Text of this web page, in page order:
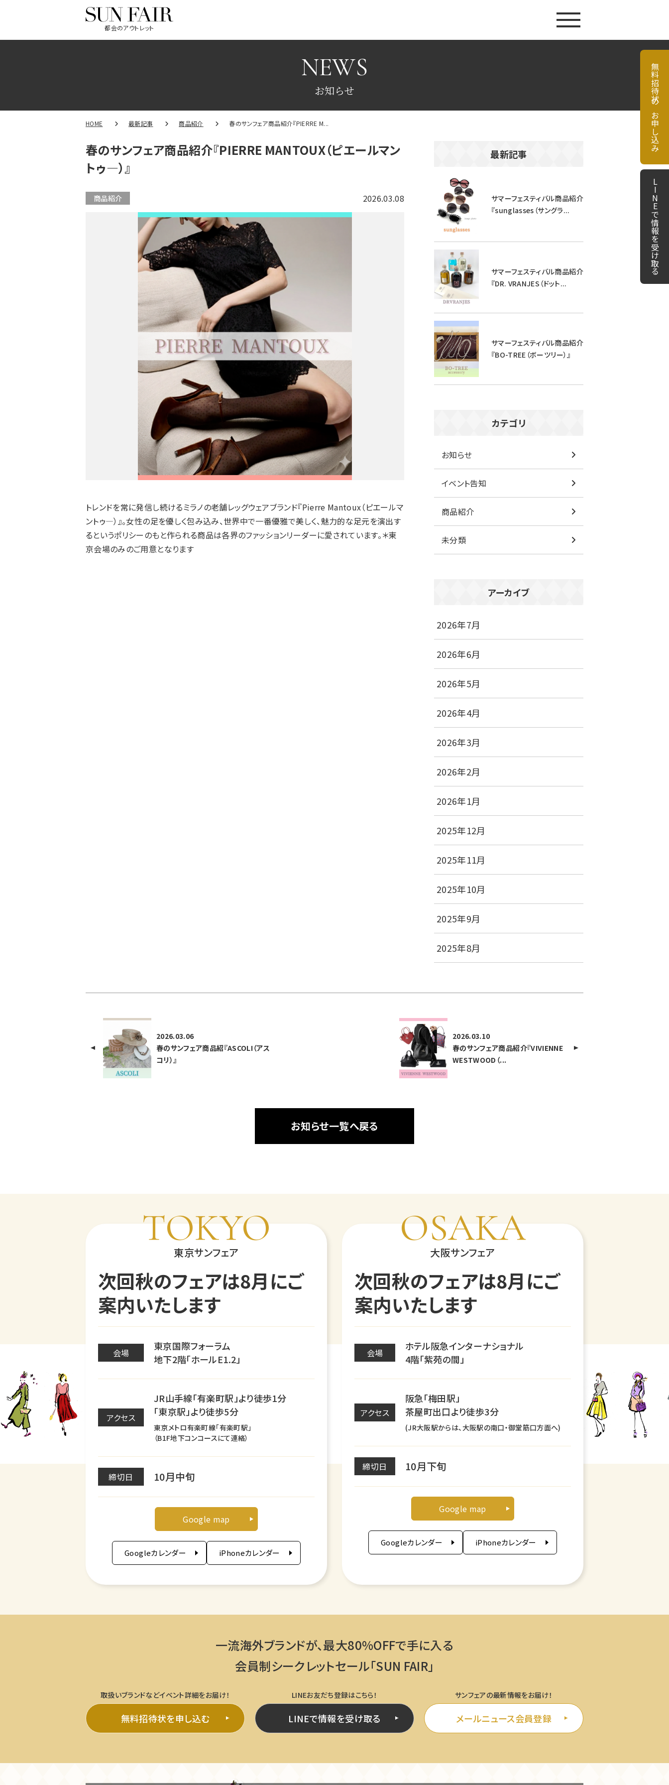
都会のアウトレット
無料招待状のお申し込み
LINEで情報を受け取る
NEWS
お知らせ
HOME 最新記事 商品紹介 春のサンフェア商品紹介『PIERRE M...
春のサンフェア商品紹介『PIERRE MANTOUX（ピエールマン
トゥ―）』
商品紹介 2026.03.08
トレンドを常に発信し続けるミラノの老舗レッグウェアブランド『Pierre Mantoux（ピエールマ
ントゥ―）』。女性の足を優しく包み込み、世界中で一番優雅で美しく、魅力的な足元を演出す
るというポリシーのもと作られる商品は各界のファッションリーダーに愛されています。＊東
京会場のみのご用意となります
最新記事
サマーフェスティバル商品紹介
『sunglasses（サングラ...
サマーフェスティバル商品紹介
『DR. VRANJES（ドット...
サマーフェスティバル商品紹介
『BO-TREE（ボーツリー）』
カテゴリ
お知らせ
イベント告知
商品紹介
未分類
アーカイブ
2026年7月
2026年6月
2026年5月
2026年4月
2026年3月
2026年2月
2026年1月
2025年12月
2025年11月
2025年10月
2025年9月
2025年8月
2026.03.06
春のサンフェア商品紹『ASCOLI（アス
コリ）』
2026.03.10
春のサンフェア商品紹介『VIVIENNE
WESTWOOD（...
お知らせ一覧へ戻る
TOKYO
東京サンフェア
次回秋のフェアは8月にご
案内いたします
会場
東京国際フォーラム
地下2階「ホールE1.2」
アクセス
JR山手線「有楽町駅」より徒歩1分
「東京駅」より徒歩5分
東京メトロ有楽町線「有楽町駅」
（B1F地下コンコースにて連絡）
締切日 10月中旬
Google map
Googleカレンダー iPhoneカレンダー
OSAKA
大阪サンフェア
次回秋のフェアは8月にご
案内いたします
会場
ホテル阪急インターナショナル
4階「紫苑の間」
アクセス
阪急「梅田駅」
茶屋町出口より徒歩3分
(JR大阪駅からは、大阪駅の南口・御堂筋口方面へ)
締切日 10月下旬
Google map
Googleカレンダー iPhoneカレンダー
一流海外ブランドが、最大80%OFFで手に入る
会員制シークレットセール「SUN FAIR」
取扱いブランドなどイベント詳細をお届け！ LINEお友だち登録はこちら！ サンフェアの最新情報をお届け！
無料招待状を申し込む LINEで情報を受け取る メールニュース会員登録